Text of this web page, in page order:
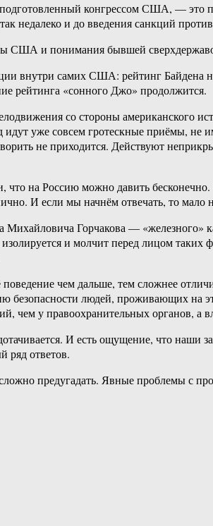
конгрессом США, — это
недалеко и до введения санкций
США и понимания бывшей
внутри самих США: рейтинг
рейтинга «сонного Джо» продолжится.
со стороны американского
уже совсем гротескные приёмы,
не приходится. Действуют
на Россию можно давить
И если мы начнём отвечать, то мало
Горчакова — «железного»
и молчит перед лицом
чем дальше, тем сложнее
безопасности людей, проживающих на
чем у правоохранительных органов,
И есть ощущение, что
ряд ответов.
предугадать. Явные проблемы с